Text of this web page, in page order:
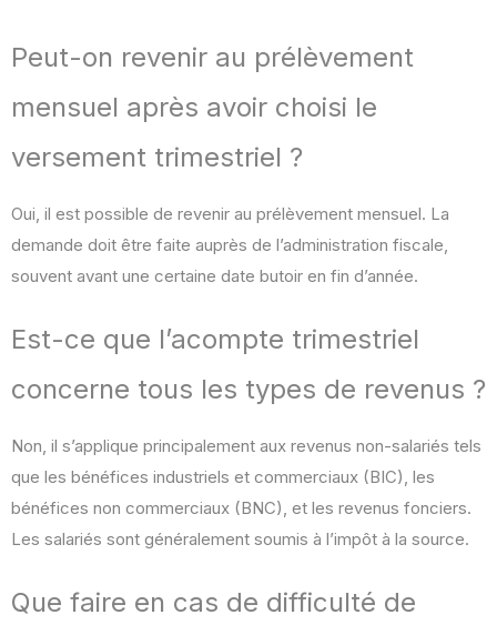
Peut-on revenir au prélèvement
mensuel après avoir choisi le
versement trimestriel ?
Oui, il est possible de revenir au prélèvement mensuel. La
demande doit être faite auprès de l’administration fiscale,
souvent avant une certaine date butoir en fin d’année.
Est-ce que l’acompte trimestriel
concerne tous les types de revenus ?
Non, il s’applique principalement aux revenus non-salariés tels
que les bénéfices industriels et commerciaux (BIC), les
bénéfices non commerciaux (BNC), et les revenus fonciers.
Les salariés sont généralement soumis à l’impôt à la source.
Que faire en cas de difficulté de